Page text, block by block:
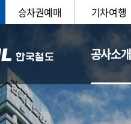
승차권예매 기차여행
공사소개
일반현황